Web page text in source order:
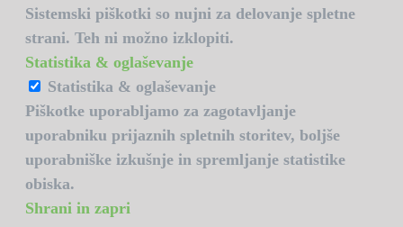
Sistemski piškotki so nujni za delovanje spletne
strani. Teh ni možno izklopiti.
Statistika & oglaševanje
Statistika & oglaševanje
Piškotke uporabljamo za zagotavljanje
uporabniku prijaznih spletnih storitev, boljše
uporabniške izkušnje in spremljanje statistike
obiska.
Shrani in zapri